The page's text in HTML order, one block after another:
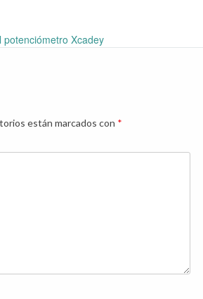
Xcadey
están marcados con *